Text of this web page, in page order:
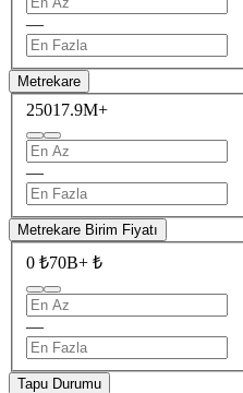
—
Metrekare
25017.9M+
—
Metrekare Birim Fiyatı
0 ₺70B+ ₺
—
Tapu Durumu